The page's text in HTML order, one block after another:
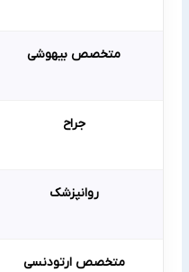
متخصص بیهوشی
جراح
روانپزشک
متخصص ارتودنسی